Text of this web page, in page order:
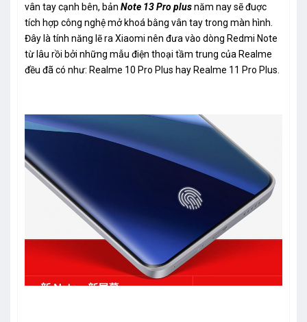
vân tay cạnh bên, bản Note 13 Pro plusnăm nay sẽ đuợc
tích hợp công nghệ mở khoá bằng vân tay trong màn hình.
Đây là tính năng lẽ ra Xiaomi nên đưa vào dòng Redmi Note
từ lâu rồi bởi những mẫu điện thoại tầm trung của Realme
đều đã có như: Realme 10 Pro Plus hay Realme 11 Pro Plus.